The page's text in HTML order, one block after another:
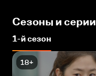
Сезоны и серии
1-й сезон
18+